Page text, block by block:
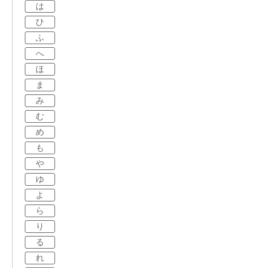
は
ひ
ふ
へ
ほ
ま
み
む
め
も
や
ゆ
よ
ら
り
る
れ